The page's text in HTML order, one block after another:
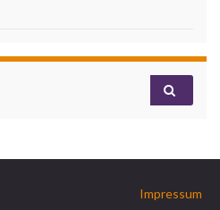
Impressum